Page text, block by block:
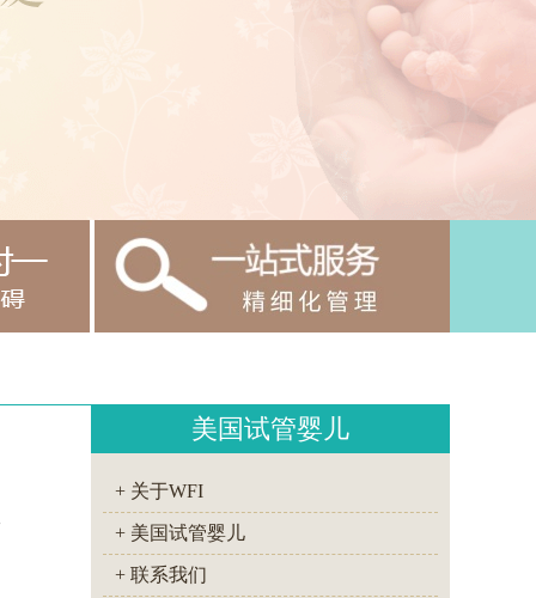
美国试管婴儿
+ 关于WFI
+ 美国试管婴儿
+ 联系我们